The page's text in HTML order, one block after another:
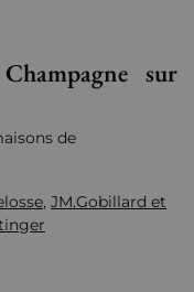
sur
de
, JM.Gobillard et